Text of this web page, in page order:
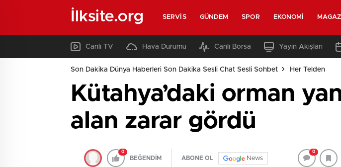
İlksite.org SERVIS GÜNDEM SPOR EKONOMI
Canlı TV Hava Durumu Canlı Borsa Yayın Akışları
Son Dakika Dünya Haberleri Son Dakika Sesli Chat Sesli Sohbet Her Telden
Kütahya’daki orman
alan zarar gördü
0
BEĞENDİM ABONE OL News
0